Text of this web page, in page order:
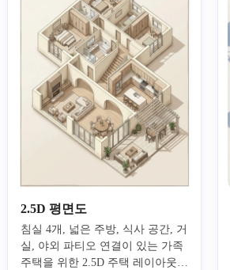
2.5D 평면도
침실 4개, 넓은 주방, 식사 공간, 거
실, 야외 파티오 연결이 있는 가족
주택을 위한 2.5D 주택 레이아웃을